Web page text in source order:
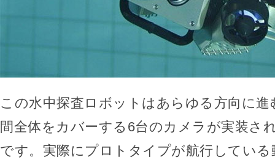
この水中探査ロボットはあらゆる方向に
間全体をカバーする6台のカメラが実装さ
です。実際にプロトタイプが航行してい